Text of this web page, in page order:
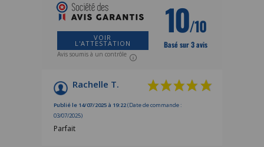
VOIR
L'ATTESTATION
Avis soumis à un contrôle
10/10
Basé sur 3 avis
Rachelle T.
Publié le 14/07/2025 à 19:22(Date de commande :
03/07/2025)
Parfait